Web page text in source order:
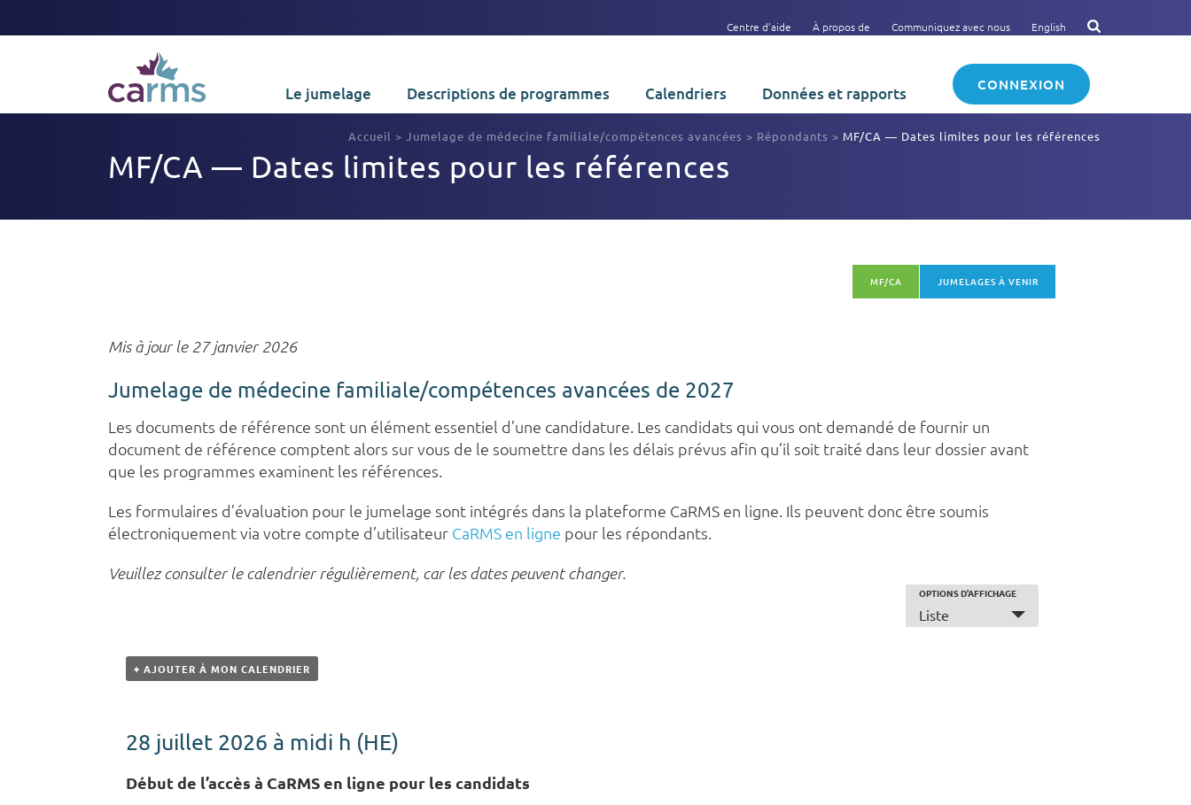
Centre d’aide À propos de Communiquez avec nous English
Le jumelage Descriptions de programmes Calendriers Données et rapports CONNEXION
Accueil > Jumelage de médecine familiale/compétences avancées > Répondants > MF/CA — Dates limites pour les références
MF/CA — Dates limites pour les références
JUMELAGES À VENIR
MF/CA
Mis à jour le 27 janvier 2026
Jumelage de médecine familiale/compétences avancées de 2027
Les documents de référence sont un élément essentiel d’une candidature. Les candidats qui vous ont demandé de fournir un
document de référence comptent alors sur vous de le soumettre dans les délais prévus afin qu’il soit traité dans leur dossier avant
que les programmes examinent les références.
Les formulaires d’évaluation pour le jumelage sont intégrés dans la plateforme CaRMS en ligne. Ils peuvent donc être soumis
électroniquement via votre compte d’utilisateur CaRMS en ligne pour les répondants.
Veuillez consulter le calendrier régulièrement, car les dates peuvent changer.
+ AJOUTER À MON CALENDRIER
v
OPTIONS D’AFFICHAGE
Liste
28 juillet 2026 à midi h (HE)
Début de l’accès à CaRMS en ligne pour les candidats